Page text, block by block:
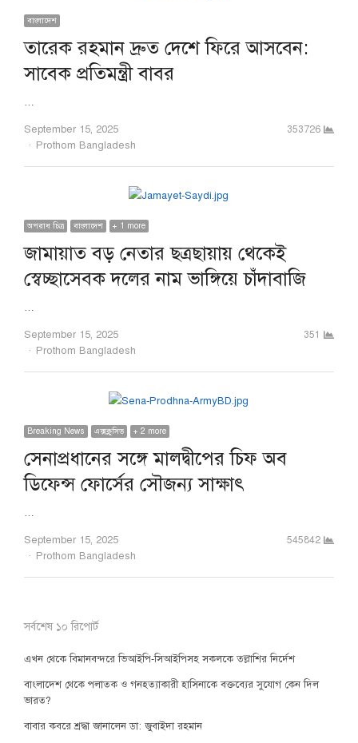
বাংলাদেশ
তারেক রহমান দ্রুত দেশে ফিরে আসবেন:
সাবেক প্রতিমন্ত্রী বাবর
…
September 15, 2025
Author
Prothom Bangladesh
353726
অপরাধ চিত্র বাংলাদেশ + 1 more
জামায়াত বড় নেতার ছত্রছায়ায় থেকেই
স্বেচ্ছাসেবক দলের নাম ভাঙ্গিয়ে চাঁদাবাজি
…
September 15, 2025
Author
Prothom Bangladesh
351
Breaking News এক্সক্লুসিভ + 2 more
সেনাপ্রধানের সঙ্গে মালদ্বীপের চিফ অব
ডিফেন্স ফোর্সের সৌজন্য সাক্ষাৎ
…
September 15, 2025
Author
Prothom Bangladesh
545842
সর্বশেষ ১০ রিপোর্ট
এখন থেকে বিমানবন্দরে ভিআইপি-সিআইপিসহ সকলকে তল্লাশির নির্দেশ
বাংলাদেশ থেকে পলাতক ও গনহত্যাকারী হাসিনাকে বক্তব্যের সুযোগ কেন দিল
ভারত?
বাবার কবরে শ্রদ্ধা জানালেন ডা: জুবাইদা রহমান